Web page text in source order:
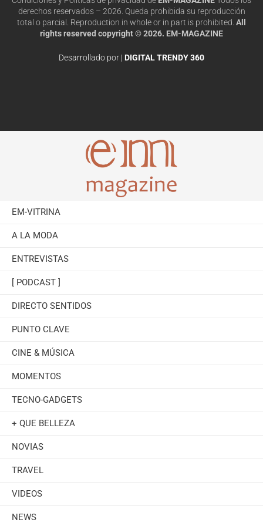
derechos reservados – 2026. Queda prohibida su reproducción
total o parcial. Reproduction in whole or in part is prohibited. All
rights reserved copyright © 2026. EM-MAGAZINE
Desarrollado por | DIGITAL TRENDY 360
EM-VITRINA
A LA MODA
ENTREVISTAS
[ PODCAST ]
DIRECTO SENTIDOS
PUNTO CLAVE
CINE & MÚSICA
MOMENTOS
TECNO-GADGETS
+ QUE BELLEZA
NOVIAS
TRAVEL
VIDEOS
NEWS